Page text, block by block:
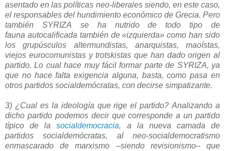
asentado en las políticas neo-liberales siendo, en este caso,
el responsables del hundimiento económico de Grecia. Pero
también SYRIZA se ha nutrido de todo tipo de
fauna autocalificada también de «izquierda» como han sido
los grupúsculos altermundistas, anarquistas, maoístas,
viejos eurocomunistas y trotskistas que han dado origen al
partido. Lo cual hace muy fácil formar parte de SYRIZA, ya
que no hace falta exigencia alguna, basta, como pasa en
otros partidos socialdemócratas, con decirse simpatizante.
3) ¿Cual es la ideología que rige el partido?Analizando a
dicho partido podemos decir que corresponde a un partido
típico de lasocialdemocracia, a la nueva camada de
partidos socialdemócratas, al neo-socialdemocratismo
enmascarado de marxismo –siendo revisionismo–que